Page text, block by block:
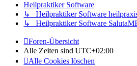
Heilpraktiker Software
↳ Heilpraktiker Software
↳ Heilpraktiker Software
Foren-Übersicht
Alle Zeiten sind UTC+02:00
Alle Cookies löschen